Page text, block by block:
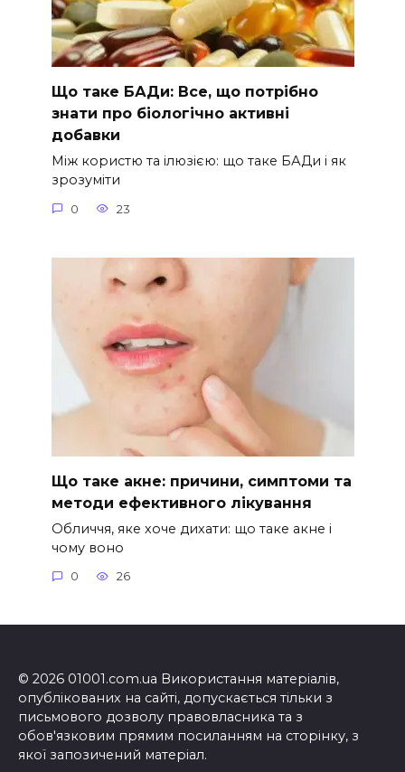
Що таке БАДи: Все, що потрібно
знати про біологічно активні
добавки
Між користю та ілюзією: що таке БАДи і як
зрозуміти
0 23
Що таке акне: причини, симптоми та
методи ефективного лікування
Обличчя, яке хоче дихати: що таке акне і
чому воно
0 26
© 2026 01001.com.ua Використання матеріалів,
опублікованих на сайті, допускається тільки з
письмового дозволу правовласника та з
обов'язковим прямим посиланням на сторінку, з
якої запозичений матеріал.